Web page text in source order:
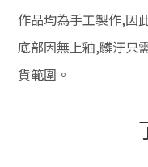
作品均為手工製作,因
底部因無上釉,髒汙只
貨範圍 。